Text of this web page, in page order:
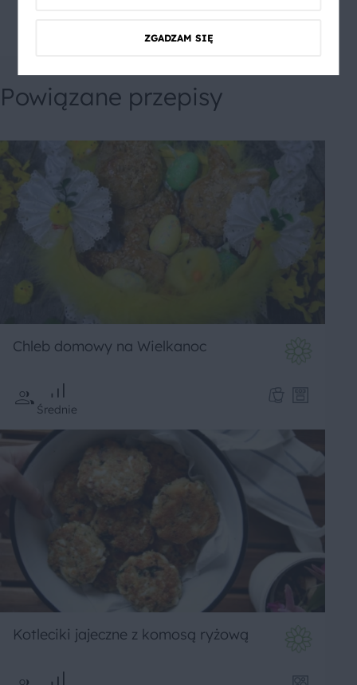
Powiązane przepisy
Chleb domowy na Wielkanoc
Średnie
Kotleciki jajeczne z komosą ryżową
ZGADZAM SIĘ